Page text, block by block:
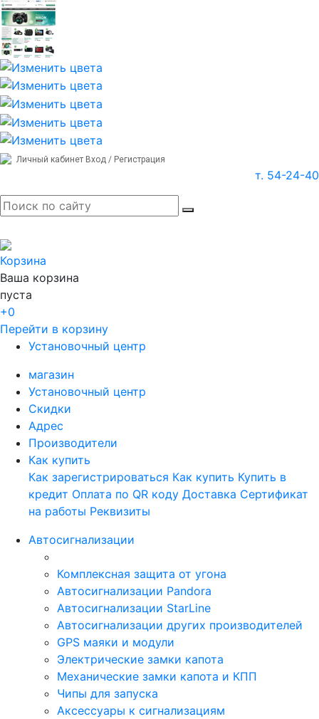
Личный кабинет Вход / Регистрация
т. 54-24-40
Корзина
Ваша корзина
пуста
+0
Перейти в корзину
Установочный центр
магазин
Установочный центр
Скидки
Адрес
Производители
Как купить
Как зарегистрироваться Как купить Купить в
кредит Оплата по QR коду Доставка Сертификат
на работы Реквизиты
Автосигнализации
Комплексная защита от угона
Автосигнализации Pandora
Автосигнализации StarLine
Автосигнализации других производителей
GPS маяки и модули
Электрические замки капота
Механические замки капота и КПП
Чипы для запуска
Аксессуары к сигнализациям